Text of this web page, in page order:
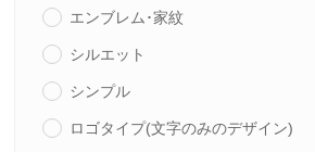
エンブレム･家紋
シルエット
シンプル
ロゴタイプ(文字のみのデザイン)